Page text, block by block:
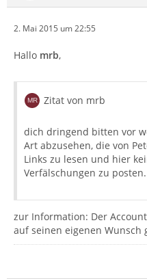
2. Mai 2015 um 22:55
Hallo mrb,
Zitat von mrb
dich dringend bitten vor
Art abzusehen, die von
Links zu lesen und hier
Verfälschungen zu posten.
zur Information: Der
auf seinen eigenen Wunsch